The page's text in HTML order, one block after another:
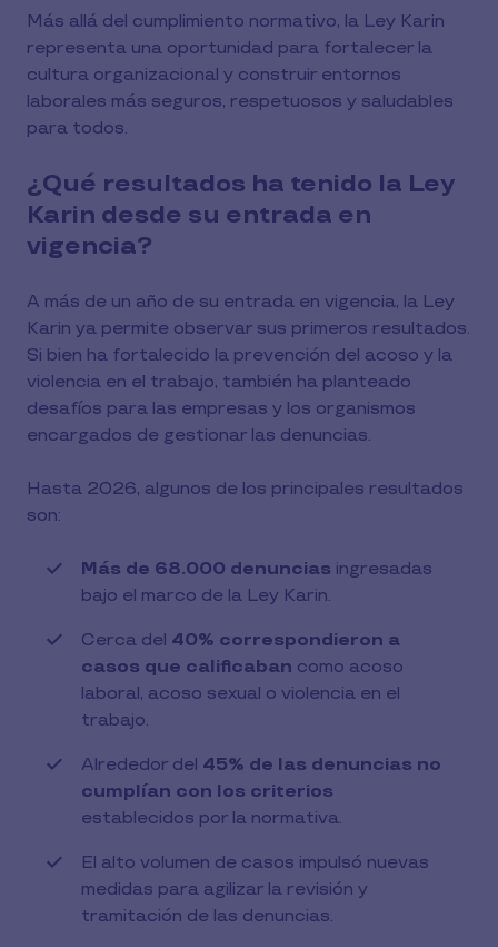
Más allá del cumplimiento normativo, la Ley Karin
representa una oportunidad para fortalecer la
cultura organizacional y construir entornos
laborales más seguros, respetuosos y saludables
para todos.
¿Qué resultados ha tenido la Ley
Karin desde su entrada en
vigencia?
A más de un año de su entrada en vigencia, la Ley
Karin ya permite observar sus primeros resultados.
Si bien ha fortalecido la prevención del acoso y la
violencia en el trabajo, también ha planteado
desafíos para las empresas y los organismos
encargados de gestionar las denuncias.
Hasta 2026, algunos de los principales resultados
son:
Más de 68.000 denuncias ingresadas
bajo el marco de la Ley Karin.
Cerca del 40% correspondieron a
casos que calificaban como acoso
laboral, acoso sexual o violencia en el
trabajo.
Alrededor del 45% de las denuncias no
cumplían con los criterios
establecidos por la normativa.
El alto volumen de casos impulsó nuevas
medidas para agilizar la revisión y
tramitación de las denuncias.